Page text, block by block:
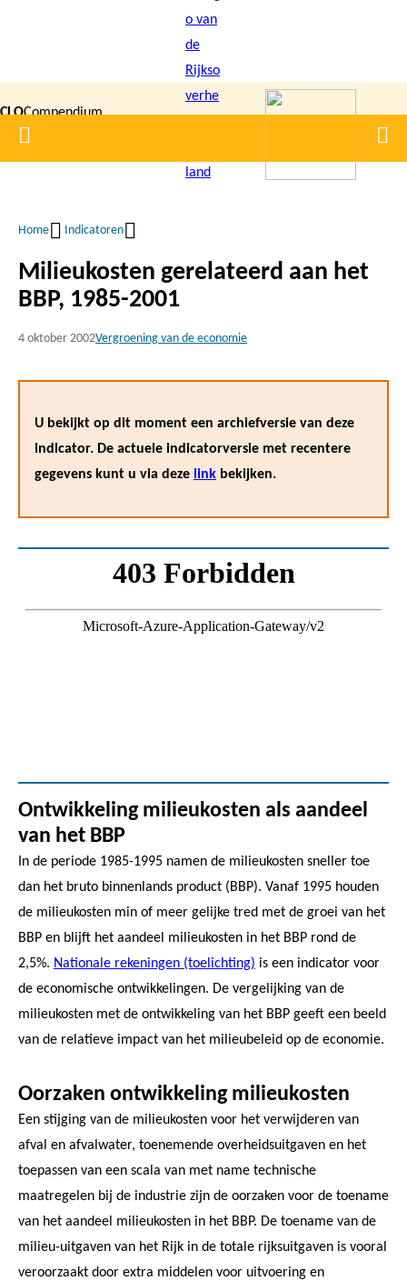
inhoud
gaan
CLOCompendium
voor de
Home
Kruimelpad
Home Indicatoren
Milieukosten gerelateerd aan het
BBP, 1985-2001
4 oktober 2002Vergroening van de economie
U bekijkt op dit moment een archiefversie van deze
indicator. De actuele indicatorversie met recentere
gegevens kunt u via deze link bekijken.
Ontwikkeling milieukosten als aandeel
van het BBP
In de periode 1985-1995 namen de milieukosten sneller toe
dan het bruto binnenlands product (BBP). Vanaf 1995 houden
de milieukosten min of meer gelijke tred met de groei van het
BBP en blijft het aandeel milieukosten in het BBP rond de
2,5%. Nationale rekeningen (toelichting) is een indicator voor
de economische ontwikkelingen. De vergelijking van de
milieukosten met de ontwikkeling van het BBP geeft een beeld
van de relatieve impact van het milieubeleid op de economie.
Oorzaken ontwikkeling milieukosten
Een stijging van de milieukosten voor het verwijderen van
afval en afvalwater, toenemende overheidsuitgaven en het
toepassen van een scala van met name technische
maatregelen bij de industrie zijn de oorzaken voor de toename
van het aandeel milieukosten in het BBP. De toename van de
milieu-uitgaven van het Rijk in de totale rijksuitgaven is vooral
veroorzaakt door extra middelen voor uitvoering en